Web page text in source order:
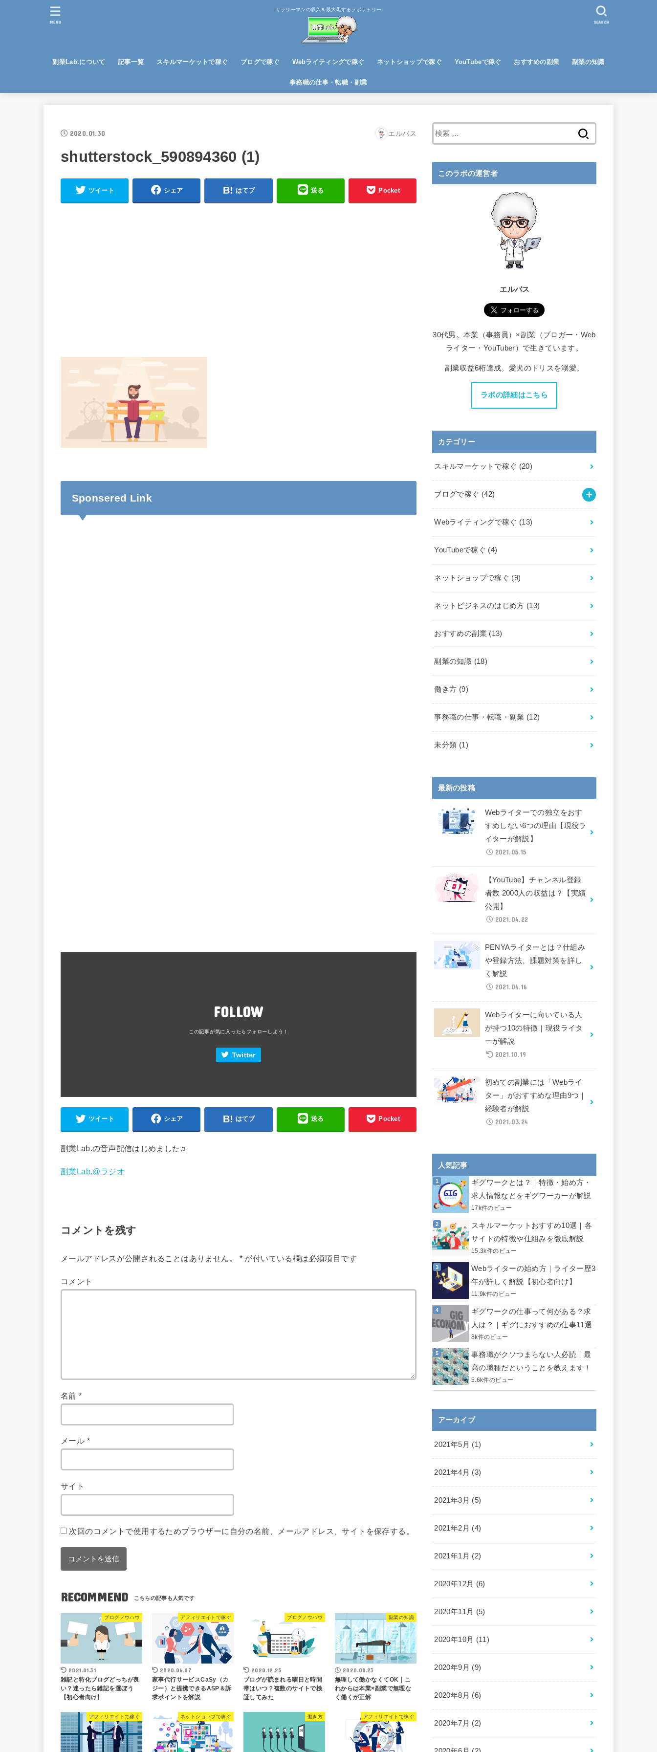
サラリーマンの収入を最大化するラボラトリー
副業Lab.について 記事一覧 スキルマーケットで稼ぐ ブログで稼ぐ
アフィリエイトで稼ぐ
Webライティングで稼ぐ ネットショップで稼ぐ YouTubeで稼ぐ おすすめの副業 副業の知識
事務職の仕事・転職・副業
SEARCH
MENU
2020.01.30 エルバス
shutterstock_590894360 (1)
ツイート シェア はてブ 送る Pocket
Sponsered Link
FOLLOW
Twitter
ツイート シェア はてブ 送る Pocket
副業Lab.の音声配信はじめました♫
副業Lab.@ラジオ
コメントを残す
メールアドレスが公開されることはありません。 *が付いている欄は必須項目です
コメント
名前*
メール *
サイト
次回のコメントで使用するためブラウザーに自分の名前、メールアドレス、サイトを保存する。
RECOMMEND
ブログノウハウ
2021.01.31
雑記と特化ブログどっちが良
い？迷ったら雑記を選ぼう
【初心者向け】
アフィリエイトで稼ぐ
2020.06.07
家事代行サービスCaSy（カ
ジー）と提携できるASP＆訴
求ポイントを解説
ブログノウハウ
2020.12.25
ブログが読まれる曜日と時間
帯はいつ？複数のサイトで検
証してみた
副業の知識
2020.08.23
無理して働かなくてOK｜こ
れからは本業×副業で無理な
く働くが正解
アフィリエイトで稼ぐ ネットショップで稼ぐ 働き方 アフィリエイトで稼ぐ
索
このラボの運営者
エルバス
30代男。本業（事務員）×副業（ブロガー・Web
ライター・YouTuber）で生きています。
副業収益6桁達成。愛犬のドリスを溺愛。
ラボの詳細はこちら
カテゴリー
スキルマーケットで稼ぐ (20)
ブログで稼ぐ (42)
Webライティングで稼ぐ (13)
YouTubeで稼ぐ (4)
ネットショップで稼ぐ (9)
ネットビジネスのはじめ方 (13)
おすすめの副業 (13)
副業の知識 (18)
働き方 (9)
事務職の仕事・転職・副業 (12)
未分類 (1)
最新の投稿
Webライターでの独立をおす
すめしない6つの理由【現役ラ
イターが解説】
2021.05.15
【YouTube】チャンネル登録
者数 2000人の収益は？【実績
公開】
2021.04.22
PENYAライターとは？仕組み
や登録方法、課題対策を詳し
く解説
2021.04.16
Webライターに向いている人
が持つ10の特徴｜現役ライタ
ーが解説
2021.10.19
初めての副業には「Webライ
ター」がおすすめな理由9つ｜
経験者が解説
2021.03.24
人気記事
ギグワークとは？｜特徴・始め方・
求人情報などをギグワーカーが解説
17k件のビュー
スキルマーケットおすすめ10選｜各
サイトの特徴や仕組みを徹底解説
15.3k件のビュー
Webライターの始め方｜ライター歴3
年が詳しく解説【初心者向け】
11.9k件のビュー
ギグワークの仕事って何がある？求
人は？｜ギグにおすすめの仕事11選
8k件のビュー
事務職がクソつまらない人必読｜最
高の職種だということを教えます！
5.6k件のビュー
アーカイブ
2021年5月 (1)
2021年4月 (3)
2021年3月 (5)
2021年2月 (4)
2021年1月 (2)
2020年12月 (6)
2020年11月 (5)
2020年10月 (11)
2020年9月 (9)
2020年8月 (6)
2020年7月 (2)